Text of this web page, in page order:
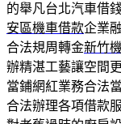
的舉凡台北汽車借
安區機車借款企業
合法規周轉金新竹
辦精湛工藝讓空間
當鋪網紅業務合法
合法辦理各項借款